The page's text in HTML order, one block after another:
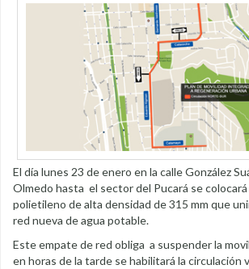
El día lunes 23 de enero en la calle González
Olmedo hasta el sector del Pucará se
polietileno de alta densidad de 315 mm que
red nueva de agua potable.
Este empate de red obliga a suspender la
en horas de la tarde se habilitará la circulación